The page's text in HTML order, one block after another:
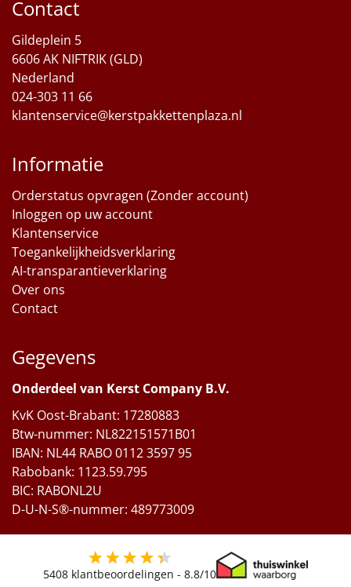
Particulier
Kerstgeschenken 2026
Cadeaubon
Per stuk
Alle overige
Contact
Gildeplein 5
6606 AK NIFTRIK (GLD)
Nederland
024-303 11 66
klantenservice@kerstpakkettenplaza.nl
Informatie
Orderstatus opvragen (Zonder account)
Inloggen op uw account
Klantenservice
Toegankelijkheidsverklaring
AI-transparantieverklaring
Over ons
Contact
Gegevens
Onderdeel van Kerst Company B.V.
KvK Oost-Brabant: 17280883
Btw-nummer: NL822151571B01
IBAN: NL44 RABO 0112 3597 95
Rabobank: 1123.59.795
BIC: RABONL2U
D-U-N-S®-nummer: 489773009
5408 klantbeoordelingen - 8.8/10